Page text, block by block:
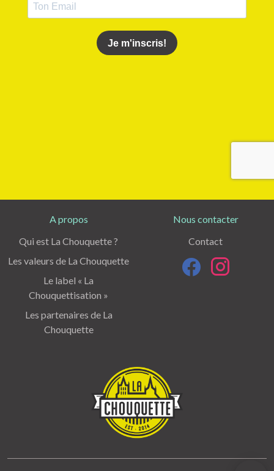
A propos
Qui est La Chouquette ?
Les valeurs de La Chouquette
Le label « La
Chouquettisation »
Les partenaires de La
Chouquette
Nous contacter
Contact